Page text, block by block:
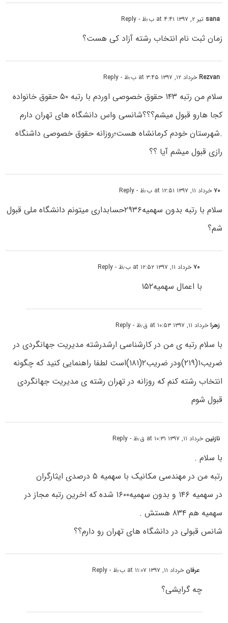
sana تیر ۲, ۱۳۹۷ at ۴:۴۱ ب٫ظ - Reply
زمان ثبت نام انتخاب رشته آزاد کی هست؟
Rezvanخرداد ۱۲, ۱۳۹۷ at ۳:۴۵ ب٫ظ - Reply
سلام من رتبه ۱۴۳ حقوق خصوصی اوردم با رتبه ۵۰ حقوق خانواده
کجا هارو قبول میشم؟؟؟شانسی واس دانشگاه های تهران دارم
.شهرستان خودم کرمانشاه هست؛روزانه حقوق خصوصی داشنگاه
رازی قبول میشم آیا ؟؟
۷۰خرداد ۱۱, ۱۳۹۷ at ۱۲:۵۱ ب٫ظ - Reply
سلام با رتبه بدون سهمیه۲۹۳۶حسابداری میتونم دانشگاه ملی قبول
شم؟
۷۰خرداد ۱۱, ۱۳۹۷ at ۱۲:۵۲ ب٫ظ - Reply
با اعمال سهمیه۱۵۲
زهراخرداد ۱۱, ۱۳۹۷ at ۱۰:۵۳ ق٫ظ - Reply
با سلام رتبه ی من در کارشناسی ارشدرشته مدیریت جهانگردی در
ضریب۱(۲۱۹)ودر ضریب۲(۱۸۱)است لطفا راهنمایی کنید که چگونه
انتخاب رشته کنم که روزانه در تهران رشته ی مدیریت جهانگردی
قبول شوم
نازنین خرداد ۱۱, ۱۳۹۷ at ۱۰:۳۱ ق٫ظ - Reply
با سلام .
رتبه من در مهندسی مکانیک با سهمیه ۵ درصدی ایثارگران
در سهمیه ۱۴۶ و بدون سهمیه۱۶۰۰ شده که اخرین رتبه مجاز در
سهمیه هم ۸۳۴ هستش .
شانس قبولی در دانشگاه های تهران رو دارم؟؟
عرفان خرداد ۱۱, ۱۳۹۷ at ۱۱:۰۷ ب٫ظ - Reply
چه گرایشی؟